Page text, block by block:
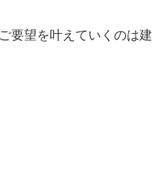
要望を叶えていくのは建